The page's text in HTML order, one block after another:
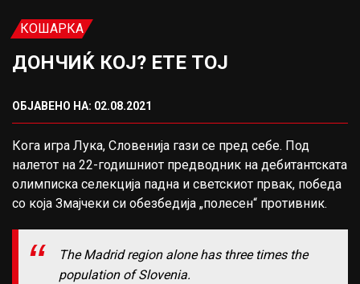
КОШАРКА
ДОНЧИЌ КОЈ? ЕТЕ ТОЈ
ОБЈАВЕНО НА: 02.08.2021
Кога игра Лука, Словенија гази се пред себе. Под
налетот на 22-годишниот предводник на дебитантската
олимписка селекција падна и светскиот првак, победа
со која Змајчеки си обезбедија „полесен“ противник.
The Madrid region alone has three times the
population of Slovenia.